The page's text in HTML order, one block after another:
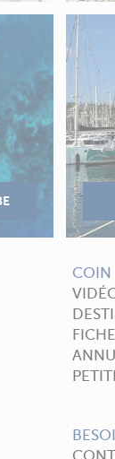
COIN